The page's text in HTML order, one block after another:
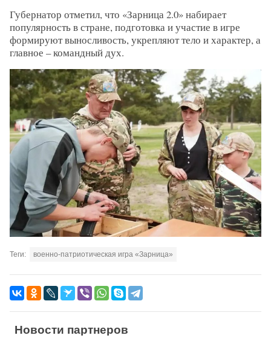
Губернатор отметил, что «Зарница 2.0» набирает
популярность в стране, подготовка и участие в игре
формируют выносливость, укрепляют тело и характер, а
главное – командный дух.
Теги: военно-патриотическая игра «Зарница»
Новости партнеров